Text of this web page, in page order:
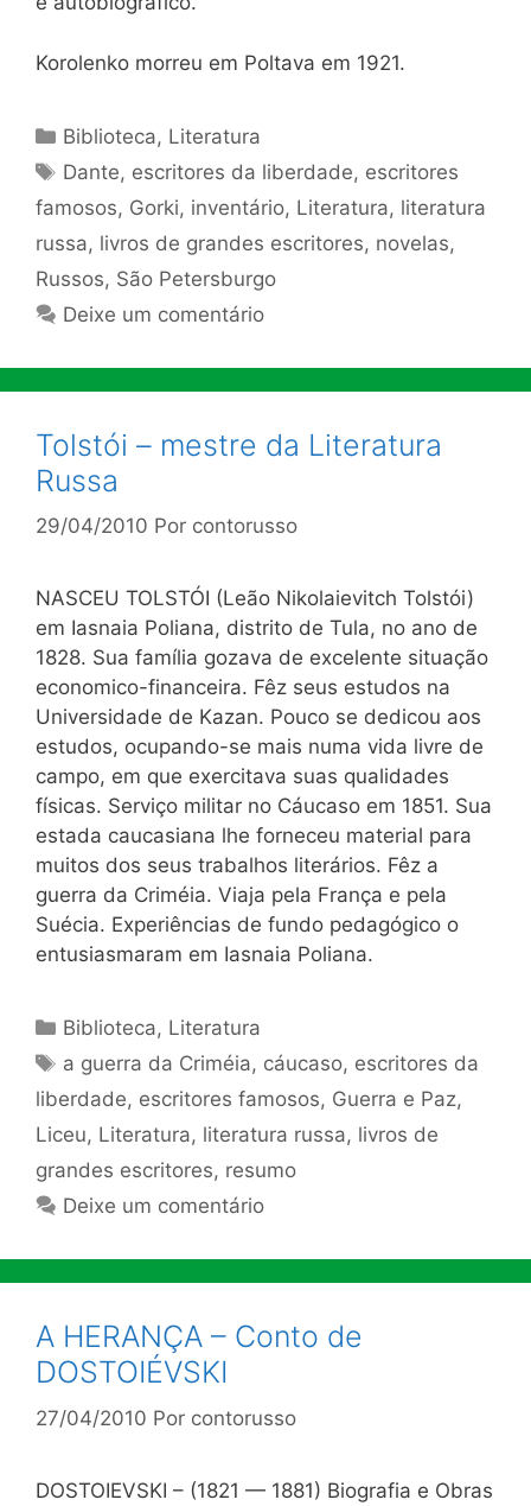
Korolenko morreu em Poltava em 1921.
Categorias
Biblioteca, Literatura
Tags
Dante, escritores da liberdade, escritores
famosos, Gorki, inventário, Literatura, literatura
russa, livros de grandes escritores, novelas,
Russos, São Petersburgo
Deixe um comentário
Tolstói – mestre da Literatura
Russa
29/04/2010 Por contorusso
NASCEU TOLSTÓI (Leão Nikolaievitch Tolstói)
em Iasnaia Poliana, distrito de Tula, no ano de
1828. Sua família gozava de excelente situação
economico-financeira. Fêz seus estudos na
Universidade de Kazan. Pouco se dedicou aos
estudos, ocupando-se mais numa vida livre de
campo, em que exercitava suas qualidades
físicas. Serviço militar no Cáucaso em 1851. Sua
estada caucasiana lhe forneceu material para
muitos dos seus trabalhos literários. Fêz a
guerra da Criméia. Viaja pela França e pela
Suécia. Experiências de fundo pedagógico o
entusiasmaram em Iasnaia Poliana.
Categorias
Biblioteca, Literatura
Tags
a guerra da Criméia, cáucaso, escritores da
liberdade, escritores famosos, Guerra e Paz,
Liceu, Literatura, literatura russa, livros de
grandes escritores, resumo
Deixe um comentário
A HERANÇA – Conto de
DOSTOIÉVSKI
27/04/2010 Por contorusso
DOSTOIEVSKI – (1821 — 1881) Biografia e Obras